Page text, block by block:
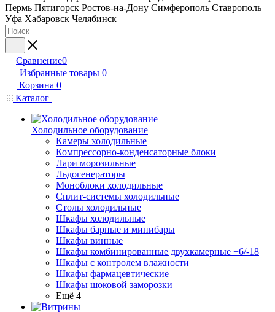
Пермь Пятигорск Ростов-на-Дону Симферополь Ставрополь
Уфа Хабаровск Челябинск
Сравнение0
Избранные товары 0
Корзина 0
Каталог
Холодильное оборудование
Камеры холодильные
Компрессорно-конденсаторные блоки
Лари морозильные
Льдогенераторы
Моноблоки холодильные
Сплит-системы холодильные
Столы холодильные
Шкафы холодильные
Шкафы барные и минибары
Шкафы винные
Шкафы комбинированные двухкамерные +6/-18
Шкафы с контролем влажности
Шкафы фармацевтические
Шкафы шоковой заморозки
Ещё 4